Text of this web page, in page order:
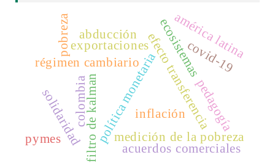
Clase
Publindex
Fuente Académica Plus
MIAR
DOAJ
ABI/Inform
ProQuest
inflación
política monetaria
régimen cambiario efecto transferencia
filtro de kalman
pobreza
medición de la pobreza
ecosistemas
colombia
exportaciones
acuerdos comerciales
pedagogía
abducción américa latina
solidaridad
covid-19
pymes